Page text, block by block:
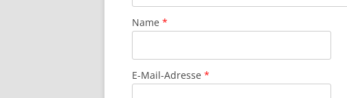
Name *
E-Mail-Adresse *